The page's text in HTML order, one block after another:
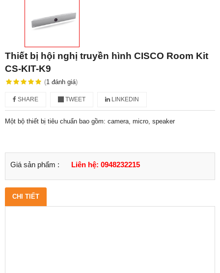
Thiết bị hội nghị truyền hình CISCO Room Kit
CS-KIT-K9
(1 đánh giá)
SHARE TWEET LINKEDIN
Một bộ thiết bị tiêu chuẩn bao gồm: camera, micro, speaker
Giá sản phẩm : Liên hệ: 0948232215
CHI TIẾT